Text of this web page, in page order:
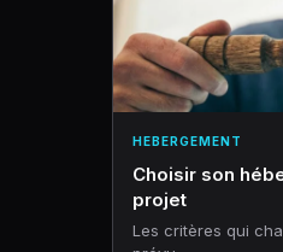
HEBERGEMENT
Choisir son
projet
Les critères qui